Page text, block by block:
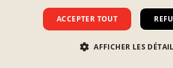
ACCEPTER TOUT
AFFICHER LES